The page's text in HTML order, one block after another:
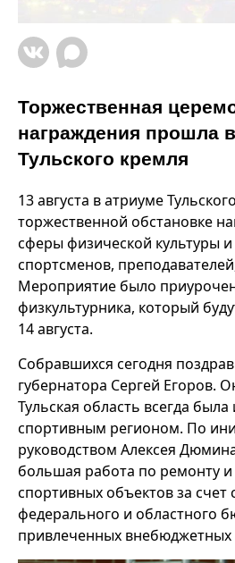
Торжественная
награждения прошла
Тульского кремля
13 августа в атриуме
торжественной обстановке
сферы физической культуры
спортсменов,
Мероприятие было
физкультурника, который
14 августа.
Собравшихся сегодня
губернатора Сергей Егоров.
Тульская область всегда была
спортивным регионом. По
руководством Алексея
большая работа по ремонту и
спортивных объектов за счет
федерального и областного
привлеченных внебюджетных